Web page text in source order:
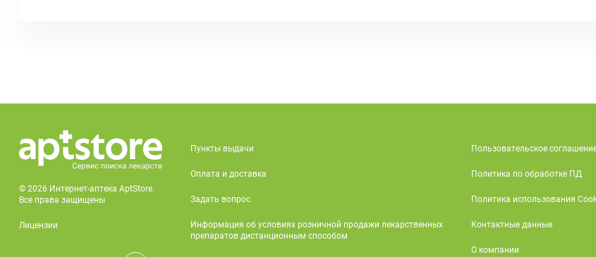
© 2026 Интернет-аптека AptStore.
Все права защищены
Лицензии
Пункты выдачи
Оплата и доставка
Задать вопрос
Информация об условиях розничной продажи лекарственных
препаратов дистанционным способом
Пользовательское
Политика по обработке ПД
Политика использования
Контактные данные
О компании